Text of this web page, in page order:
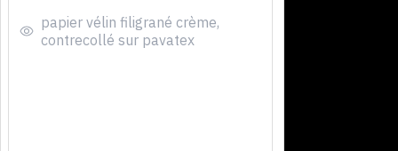
papier vélin filigrané crème,
contrecollé sur pavatex